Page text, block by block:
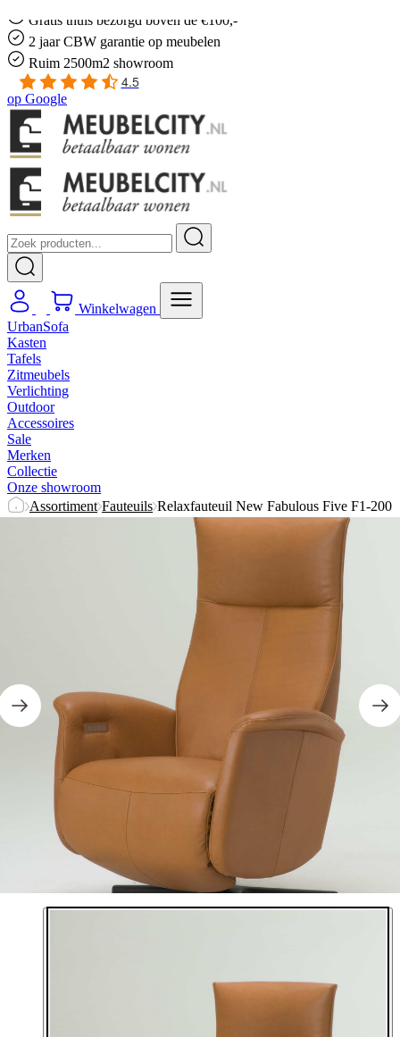
Gratis thuis bezorgd boven de €100,-
2 jaar CBW garantie op meubelen
Ruim 2500m2 showroom
4.5
op Google
Winkelwagen
UrbanSofa
Kasten
Tafels
Zitmeubels
Verlichting
Outdoor
Accessoires
Sale
Merken
Collectie
Onze showroom
Assortiment Fauteuils Relaxfauteuil New Fabulous Five F1-200